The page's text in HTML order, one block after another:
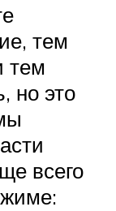
тем
тем
но это
всего